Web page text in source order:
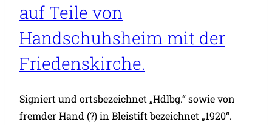
unterhalb
Schlosses,
auf Teile von
Handschuhsheim mit der
Friedenskirche.
Signiert und ortsbezeichnet „Hdlbg.“ sowie von
fremder Hand (?) in Bleistift bezeichnet „1920“.